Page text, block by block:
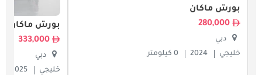
بورش ماكان
280,000
دبي
خليجي
2024 0 كيلومتر
بورش ماكان
333,000
دبي
خليجي
2025